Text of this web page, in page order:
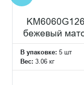
бежевый
В упаковке: 5 шт
Вес: 3.06 кг